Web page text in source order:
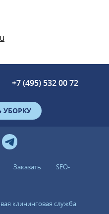
+7 (495) 532 00 72
УБОРКУ
клининговая служба
Заказать SEO-